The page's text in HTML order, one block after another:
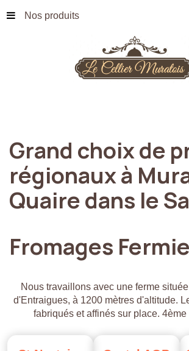
Nos produits
Grand choixde
régionauxà
Quairedans le
Fromages
Nous travaillons avec une ferme
d'Entraigues, à 1200 mètres d'altitude.
fabriqués et affinés sur place. 4ème